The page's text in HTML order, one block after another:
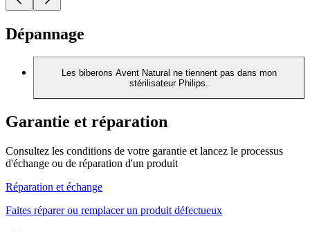
Dépannage
Les biberons Avent Natural ne tiennent pas dans mon
stérilisateur Philips.
Garantie et réparation
Consultez les conditions de votre garantie et lancez le processus
d'échange ou de réparation d'un produit
Réparation et échange
Faites réparer ou remplacer un produit défectueux